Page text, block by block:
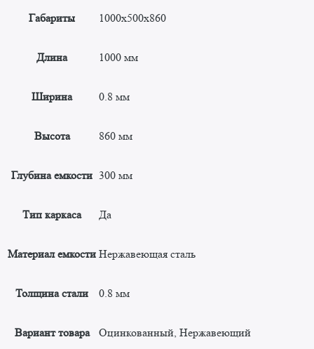
Габариты 1000x500x860
Длина 1000 мм
Ширина 0.8 мм
Высота 860 мм
Глубина емкости 300 мм
Тип каркаса Да
Материал емкости Нержавеющая сталь
Толщина стали 0.8 мм
Вариант товара Оцинкованный, Нержавеющий